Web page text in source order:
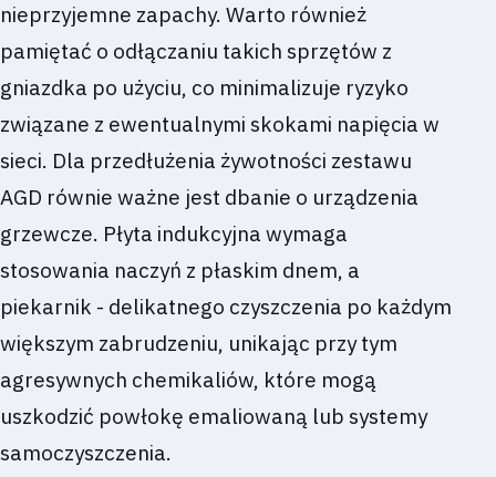
nieprzyjemne zapachy. Warto również
pamiętać o odłączaniu takich sprzętów z
gniazdka po użyciu, co minimalizuje ryzyko
związane z ewentualnymi skokami napięcia w
sieci. Dla przedłużenia żywotności zestawu
AGD równie ważne jest dbanie o urządzenia
grzewcze. Płyta indukcyjna wymaga
stosowania naczyń z płaskim dnem, a
piekarnik - delikatnego czyszczenia po każdym
większym zabrudzeniu, unikając przy tym
agresywnych chemikaliów, które mogą
uszkodzić powłokę emaliowaną lub systemy
samoczyszczenia.